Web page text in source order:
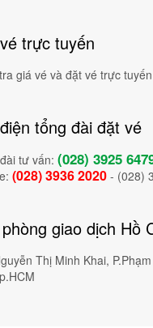
trực tuyến
giá vé và đặt vé trực tuyến
tổng đài đặt vé
tư vấn: (028) 3925
(028) 3936 2020 - (028)
giao dịch Hồ
Thị Minh Khai,